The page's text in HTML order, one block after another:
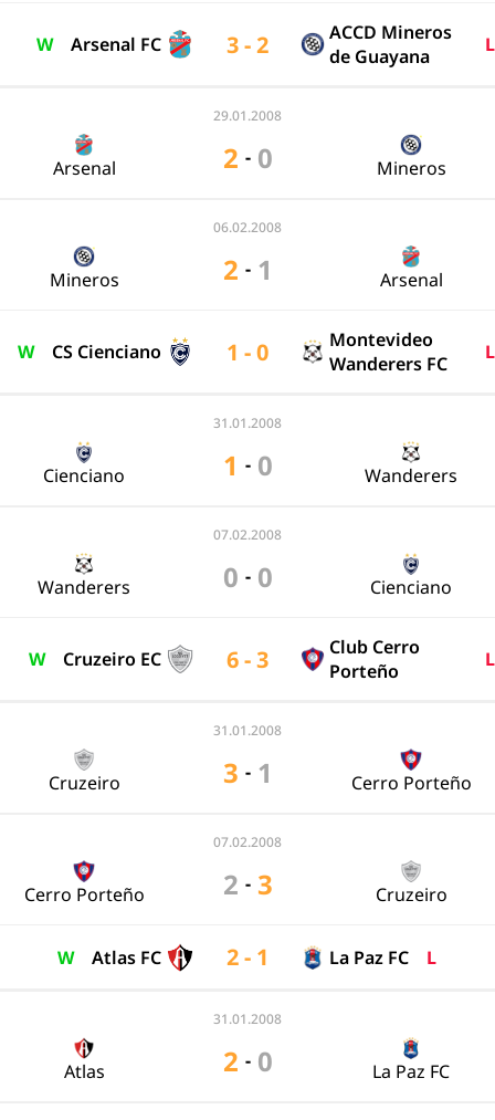
W Arsenal FC 3 - 2
ACCD Mineros
de Guayana
L
29.01.2008
Arsenal 2 - 0 Mineros
06.02.2008
Mineros 2 - 1 Arsenal
W CS Cienciano 1 - 0
Montevideo
Wanderers FC
L
31.01.2008
Cienciano 1 - 0 Wanderers
07.02.2008
Wanderers 0 - 0 Cienciano
W Cruzeiro EC 6 - 3
Club Cerro
Porteño
L
31.01.2008
Cruzeiro 3 - 1 Cerro Porteño
07.02.2008
Cerro Porteño 2 - 3 Cruzeiro
W Atlas FC 2 - 1 La Paz FC L
31.01.2008
Atlas 2 - 0 La Paz FC